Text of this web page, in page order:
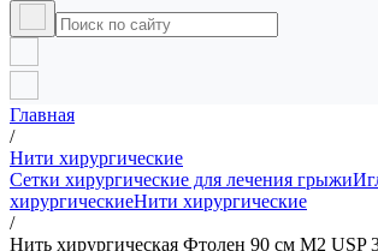
Главная
/
Нити хирургические
Сетки хирургические для лечения грыжи
хирургическиеНити хирургические
/
Нить хирургическая Фтолен 90 см М2 USP